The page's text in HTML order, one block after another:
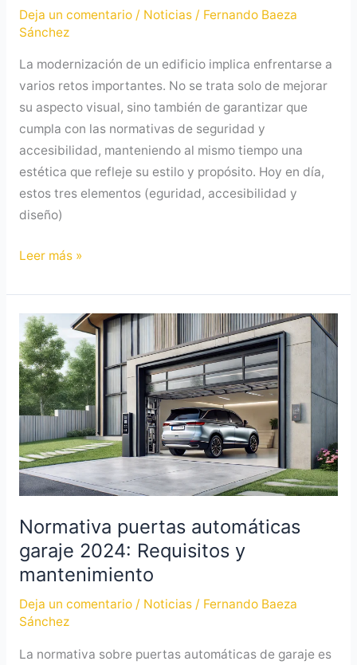
Deja un comentario / Noticias/ Fernando Baeza
Sánchez
La modernización de un edificio implica enfrentarse a
varios retos importantes. No se trata solo de mejorar
su aspecto visual, sino también de garantizar que
cumpla con las normativas de seguridad y
accesibilidad, manteniendo al mismo tiempo una
estética que refleje su estilo y propósito. Hoy en día,
estos tres elementos (eguridad, accesibilidad y
diseño)
Leer más »
Normativa puertas automáticas
garaje 2024: Requisitos y
mantenimiento
Deja un comentario / Noticias/ Fernando Baeza
Sánchez
La normativa sobre puertas automáticas de garaje es
Normativa
puertas
automáticas
garaje
2024:
Requisitos
y
mantenimiento